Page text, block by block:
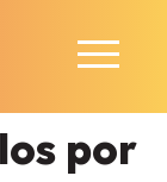
por